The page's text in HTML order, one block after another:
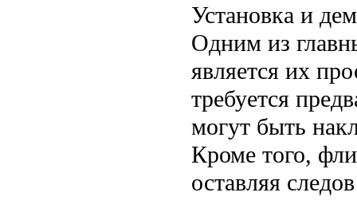
Установка и
Одним из
является их
требуется
могут быть
Кроме того,
оставляя